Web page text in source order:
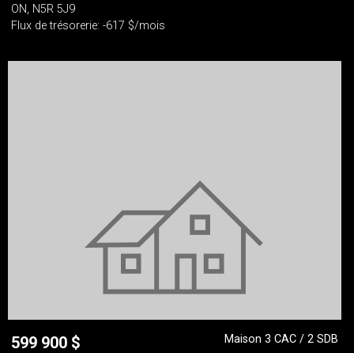
ON, N5R 5J9
Flux de trésorerie: -617 $/mois
599 900 $
Maison 3 CAC / 2 SDB